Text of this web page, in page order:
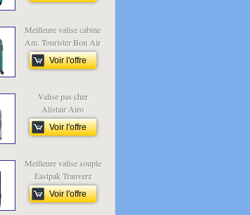
Meilleure valise cabine
Am. Tourister Bon Air
Voir l'offre
Valise pas cher
Alistair Airo
Voir l'offre
Meilleure valise souple
Eastpak Tranverz
Voir l'offre